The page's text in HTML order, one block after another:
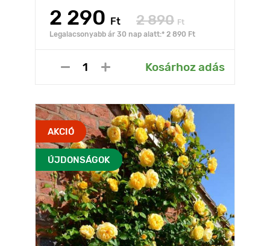
2 290 Ft 2 890 Ft
Legalacsonyabb ár 30 nap alatt:* 2 890 Ft
Kosárhoz adás
AKCIÓ
ÚJDONSÁGOK